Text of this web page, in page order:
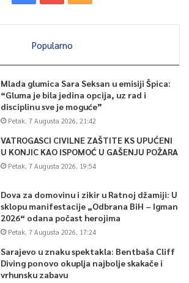
Popularno
Mlada glumica Sara Seksan u emisiji Špica:
“Gluma je bila jedina opcija, uz rad i
disciplinu sve je moguće”
Petak, 7 Augusta 2026, 21:42
VATROGASCI CIVILNE ZAŠTITE KS UPUĆENI
U KONJIC KAO ISPOMOĆ U GAŠENJU POŽARA
Petak, 7 Augusta 2026, 19:54
Dova za domovinu i zikir u Ratnoj džamiji: U
sklopu manifestacije „Odbrana BiH – Igman
2026“ odana počast herojima
Petak, 7 Augusta 2026, 17:24
Sarajevo u znaku spektakla: Bentbaša Cliff
Diving ponovo okuplja najbolje skakače i
vrhunsku zabavu